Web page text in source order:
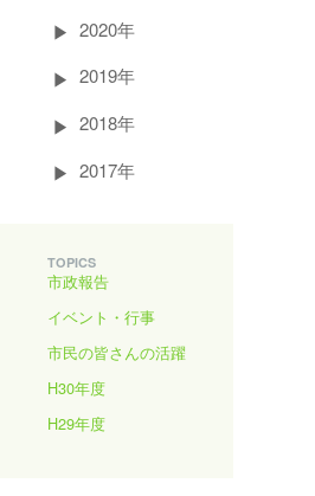
2020年
2019年
2018年
2017年
TOPICS
市政報告
イベント・行事
市民の皆さんの活躍
H30年度
H29年度